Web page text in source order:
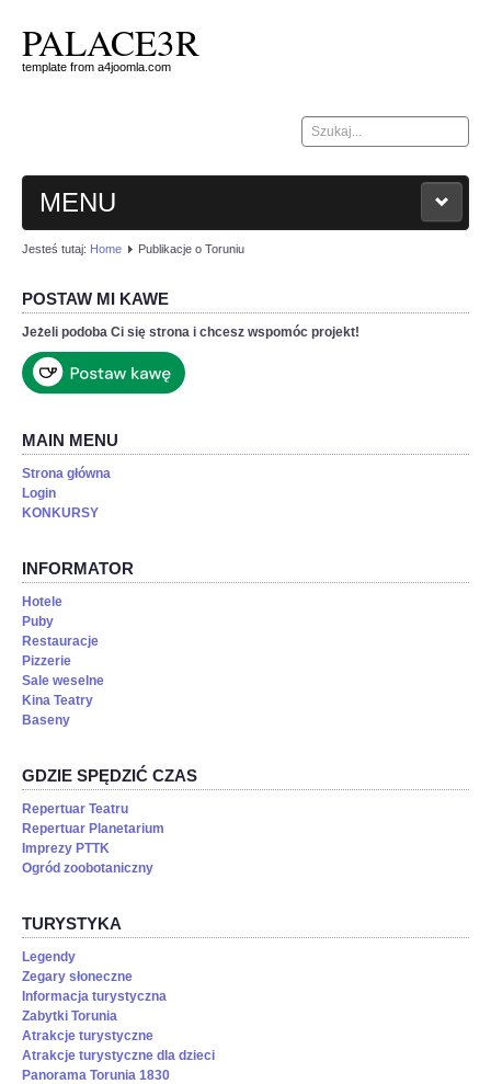
PALACE3R
template from a4joomla.com
Szukaj...
MENU
HOME
KONTAKT
Jesteś tutaj: Home Publikacje o Toruniu
POSTAW MI KAWE
Jeżeli podoba Ci się strona i chcesz wspomóc projekt!
MAIN MENU
Strona główna
Login
KONKURSY
INFORMATOR
Hotele
Puby
Restauracje
Pizzerie
Sale weselne
Kina Teatry
Baseny
GDZIE SPĘDZIĆ CZAS
Repertuar Teatru
Repertuar Planetarium
Imprezy PTTK
Ogród zoobotaniczny
TURYSTYKA
Legendy
Zegary słoneczne
Informacja turystyczna
Zabytki Torunia
Atrakcje turystyczne
Atrakcje turystyczne dla dzieci
Panorama Torunia 1830